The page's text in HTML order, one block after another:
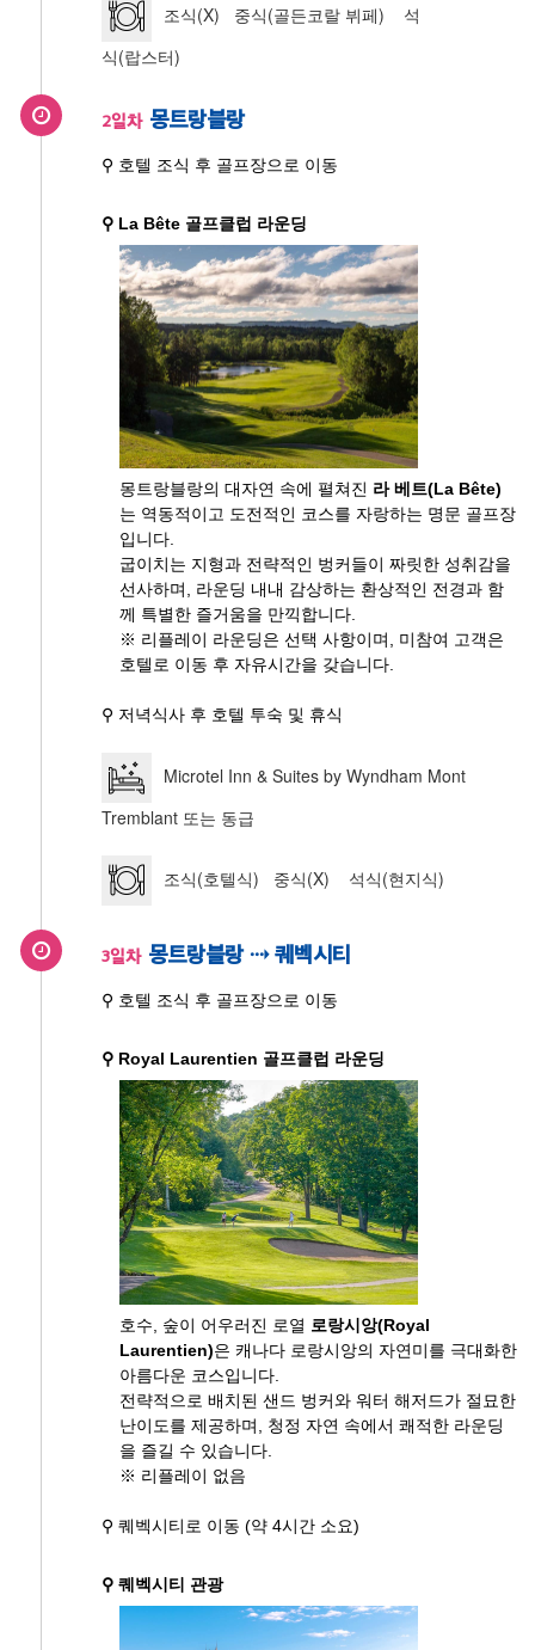
조식(X) 중식(골든코랄 뷔페) 석
식(랍스터)
2일차 몽트랑블랑
⚲ 호텔 조식 후 골프장으로 이동
⚲ La Bête 골프클럽 라운딩
몽트랑블랑의 대자연 속에 펼쳐진 라 베트(La Bête)
는 역동적이고 도전적인 코스를 자랑하는 명문 골프장
입니다.
굽이치는 지형과 전략적인 벙커들이 짜릿한 성취감을
선사하며, 라운딩 내내 감상하는 환상적인 전경과 함
께 특별한 즐거움을 만끽합니다.
※ 리플레이 라운딩은 선택 사항이며, 미참여 고객은
호텔로 이동 후 자유시간을 갖습니다.
⚲ 저녁식사 후 호텔 투숙 및 휴식
Microtel Inn & Suites by Wyndham Mont
Tremblant 또는 동급
조식(호텔식) 중식(X) 석식(현지식)
3일차 몽트랑블랑 ⇢ 퀘벡시티
⚲ 호텔 조식 후 골프장으로 이동
⚲ Royal Laurentien 골프클럽 라운딩
호수, 숲이 어우러진 로열 로랑시앙(Royal
Laurentien)은 캐나다 로랑시앙의 자연미를 극대화한
아름다운 코스입니다.
전략적으로 배치된 샌드 벙커와 워터 해저드가 절묘한
난이도를 제공하며, 청정 자연 속에서 쾌적한 라운딩
을 즐길 수 있습니다.
※ 리플레이 없음
⚲ 퀘벡시티로 이동 (약 4시간 소요)
⚲ 퀘벡시티 관광